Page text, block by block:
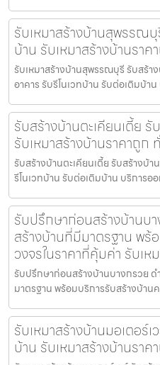
รับเหมาสร้างบ้านสุพรรณ
บ้าน รับเหมาสร้างบ้านราค
รับเหมาสร้างบ้านสุพรรณบุรี รับสร้า
อาคาร รับรีโนเวทบ้าน รับต่อเติมบ้า
รับสร้างบ้านตะเคียนเตี้ย
รับเหมาสร้างบ้านราคาถูก
รับสร้างบ้านตะเคียนเตี้ย รับสร้างบ้า
รีโนเวทบ้าน รับต่อเติมบ้าน บริการอ
รับปรึกษาก่อนสร้างบ้านบ
สร้างบ้านที่มีมาตรฐาน พร้
วงจรในราคาที่คุ้มค่า รับเห
รับปรึกษาก่อนสร้างบ้านบางกรวย ด
มาตรฐาน พร้อมบริการรับสร้างบ้าน
รับเหมาสร้างบ้านมอเตอร์
บ้าน รับเหมาสร้างบ้านราค